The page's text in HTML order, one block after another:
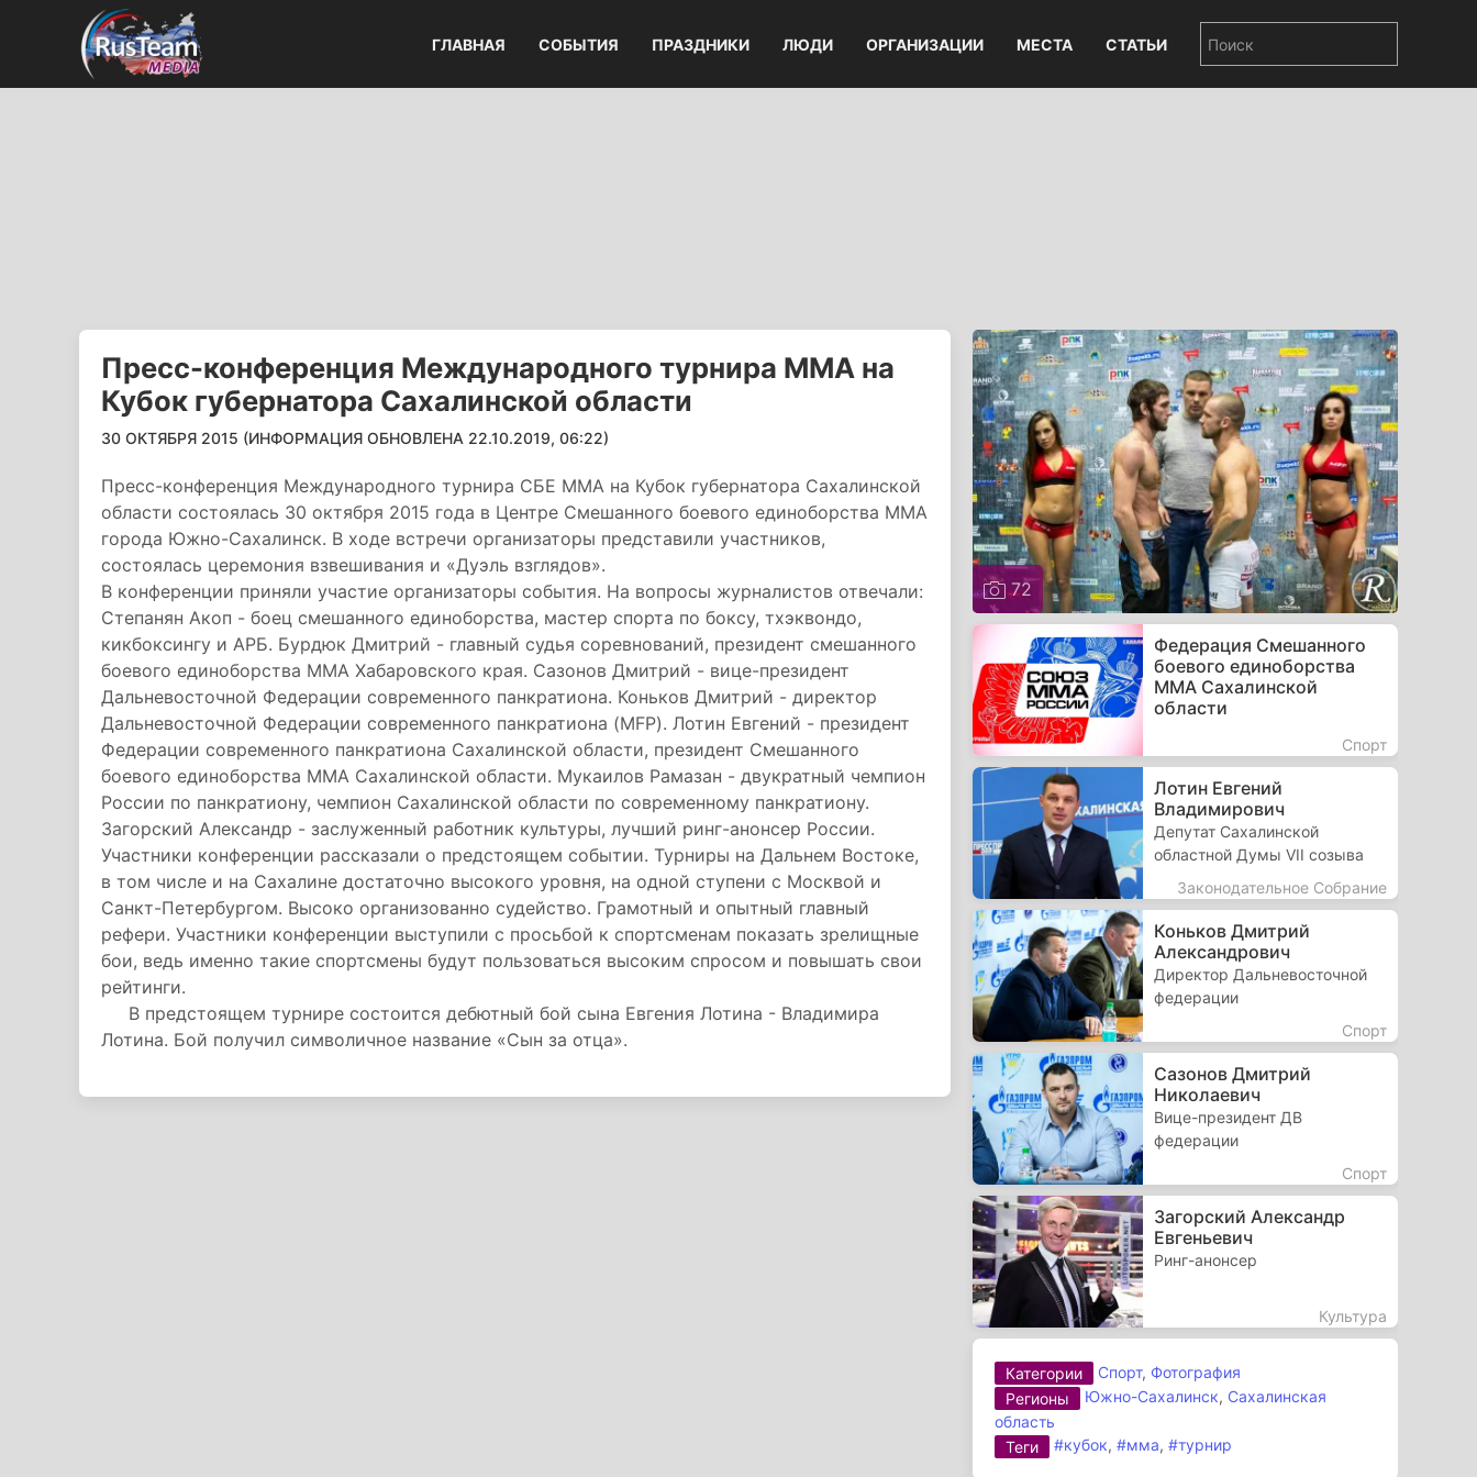
ГЛАВНАЯ СОБЫТИЯ ПРАЗДНИКИ ЛЮДИ ОРГАНИЗАЦИИ МЕСТА СТАТЬИ
Пресс-конференция Международного турнира ММА на
Кубок губернатора Сахалинской области
30 ОКТЯБРЯ 2015 (ИНФОРМАЦИЯ ОБНОВЛЕНА 22.10.2019, 06:22)
Пресс-конференция Международного турнира СБЕ ММА на Кубок губернатора Сахалинской
области состоялась 30 октября 2015 года в Центре Смешанного боевого единоборства ММА
города Южно-Сахалинск. В ходе встречи организаторы представили участников,
состоялась церемония взвешивания и «Дуэль взглядов».
В конференции приняли участие организаторы события. На вопросы журналистов отвечали:
Степанян Акоп - боец смешанного единоборства, мастер спорта по боксу, тхэквондо,
кикбоксингу и АРБ. Бурдюк Дмитрий - главный судья соревнований, президент смешанного
боевого единоборства ММА Хабаровского края. Сазонов Дмитрий - вице-президент
Дальневосточной Федерации современного панкратиона. Коньков Дмитрий - директор
Дальневосточной Федерации современного панкратиона (MFP). Лотин Евгений - президент
Федерации современного панкратиона Сахалинской области, президент Смешанного
боевого единоборства ММА Сахалинской области. Мукаилов Рамазан - двукратный чемпион
России по панкратиону, чемпион Сахалинской области по современному панкратиону.
Загорский Александр - заслуженный работник культуры, лучший ринг-анонсер России.
Участники конференции рассказали о предстоящем событии. Турниры на Дальнем Востоке,
в том числе и на Сахалине достаточно высокого уровня, на одной ступени с Москвой и
Санкт-Петербургом. Высоко организованно судейство. Грамотный и опытный главный
рефери. Участники конференции выступили с просьбой к спортсменам показать зрелищные
бои, ведь именно такие спортсмены будут пользоваться высоким спросом и повышать свои
рейтинги.
В предстоящем турнире состоится дебютный бой сына Евгения Лотина - Владимира
Лотина. Бой получил символичное название «Сын за отца».
72
Федерация Смешанного
боевого единоборства
ММА Сахалинской
области
Спорт
Лотин Евгений
Владимирович
Депутат Сахалинской
областной Думы VII созыва
Законодательное Собрание
Коньков Дмитрий
Александрович
Директор Дальневосточной
федерации
Спорт
Сазонов Дмитрий
Николаевич
Вице-президент ДВ
федерации
Спорт
Загорский Александр
Евгеньевич
Ринг-анонсер
Культура
Категории Спорт, Фотография
Регионы
Южно-Сахалинск, Сахалинская
область
Теги
#кубок,#мма,#турнир